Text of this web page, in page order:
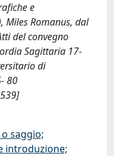
e
Miles Romanus, dal
del convegno
Sagittaria 17-
di
80
saggio;
introduzione;